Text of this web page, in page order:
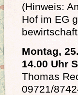
(Hinweis:
Hof im EG
Montag,
14.00 Uhr
Thomas
09721/